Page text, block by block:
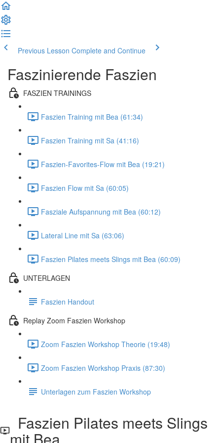
Previous Lesson Complete and Continue
Faszinierende Faszien
FASZIEN TRAININGS
Faszien Training mit Bea (61:34)
Faszien Training mit Sa (41:16)
Faszien-Favorites-Flow mit Bea (19:21)
Faszien Flow mit Sa (60:05)
Fasziale Aufspannung mit Bea (60:12)
Lateral Line mit Sa (63:06)
Faszien Pilates meets Slings mit Bea (60:09)
UNTERLAGEN
Faszien Handout
Replay Zoom Faszien Workshop
Zoom Faszien Workshop Theorie (19:48)
Zoom Faszien Workshop Praxis (87:30)
Unterlagen zum Faszien Workshop
Faszien Pilates meets Slings